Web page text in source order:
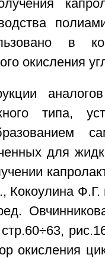
в
окисления
типа,
для
Кокоулина Ф.Г.
окисления